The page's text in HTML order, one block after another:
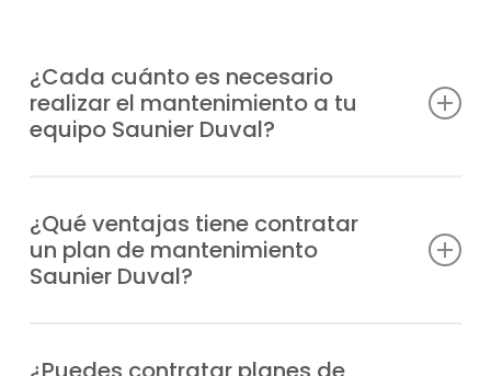
¿Cada cuánto es necesario
realizar el mantenimiento a tu
equipo Saunier Duval?
una vez al año, aunque la frecuencia puede
variar según el uso del equipo y de la
puesta a punto que prefieras.
¿Qué ventajas tiene contratar
un plan de mantenimiento
Saunier Duval?
profesionales especializados en caso de